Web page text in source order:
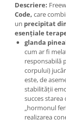
Descriere:
Code, care
un precipitat
esențiale
glanda
cum ar fi
responsabilă
corpului)
este, de
stabilității
succes
„hormonul
realizarea